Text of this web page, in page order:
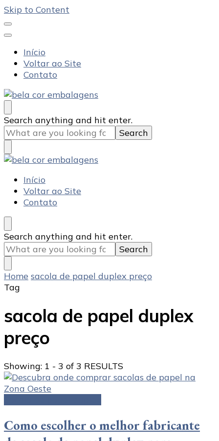
Skip to Content
Início
Voltar ao Site
Contato
Bela Cor Embalagens
Blog
Looking
for
Something?
Search anything and hit enter.
Bela Cor Embalagens
Blog
Início
Voltar ao Site
Contato
Looking
for
Something?
Search anything and hit enter.
Home sacola de papel duplex preço
Tag
sacola de papel duplex
preço
Showing: 1 - 3 of 3 RESULTS
Como escolher o melhor fabricante